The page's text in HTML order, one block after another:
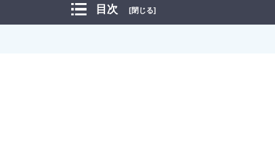
目次 [閉じる]